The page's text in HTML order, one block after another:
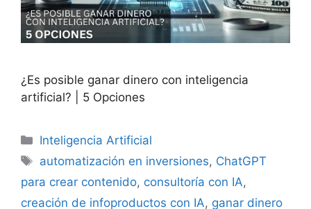
¿Es posible ganar dinero con inteligencia
artificial? | 5 Opciones
Categorías
Inteligencia Artificial
Etiquetas
automatización en inversiones, ChatGPT
para crear contenido, consultoría con IA,
creación de infoproductos con IA, ganar dinero